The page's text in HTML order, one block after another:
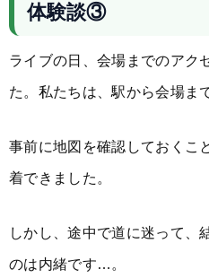
体験談③
ライブの日、会場までのアク
た。私たちは、駅から会場ま
事前に地図を確認しておくこ
着できました。
しかし、途中で道に迷って、
のは内緒です…。